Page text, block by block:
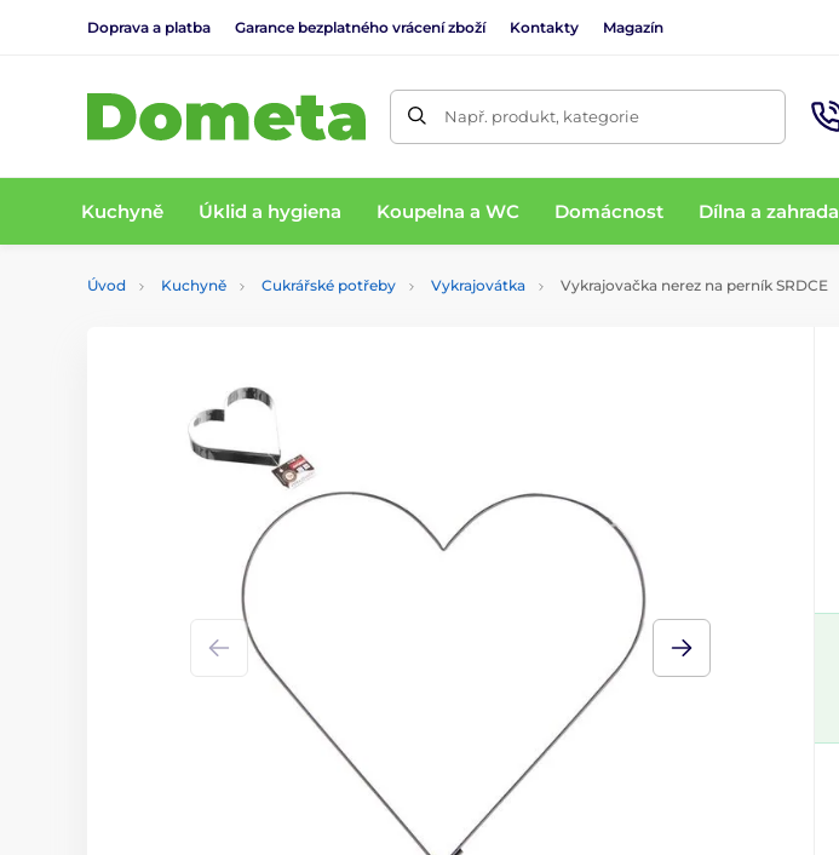
Doprava a platba Garance bezplatného vrácení zboží Kontakty Magazín
Např. produkt, kategorie
Kuchyně Úklid a hygiena Koupelna a WC Domácnost Dílna a zahrada
Úvod Kuchyně Cukrářské potřeby Vykrajovátka Vykrajovačka nerez na perník SRDCE